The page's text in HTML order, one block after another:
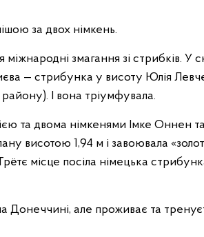
за двох німкень.
змагання зі стрибків. У
— стрибунка у висоту Юлія
І вона тріумфувала.
та двома німкенями Імке Оннен
висотою 1,94 м і завоювала
місце посіла німецька
Донеччині, але проживає та